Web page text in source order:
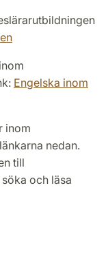
Engelska inom
inom
nedan.
till
och läsa